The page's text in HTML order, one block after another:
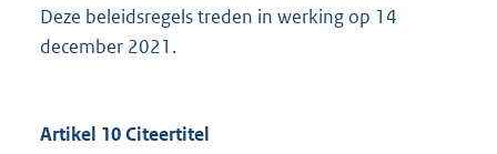
Deze beleidsregels treden in werking op 14
december 2021.
Artikel 10 Citeertitel